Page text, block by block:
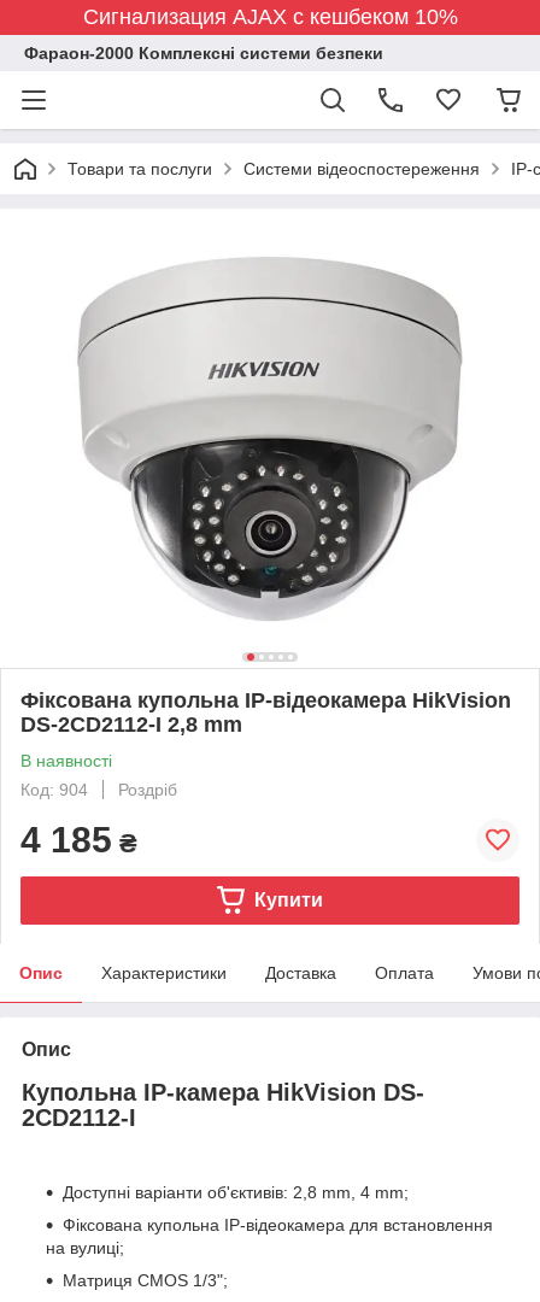
Сигнализация AJAX с кешбеком 10%
Фараон-2000 Комплексні системи безпеки
Товари та послуги Системи відеоспостереження IP-
Фіксована купольна IP-відеокамера HikVision
DS-2CD2112-I 2,8 mm
В наявності
Код: 904
Роздріб
4 185 ₴
Купити
Опис Характеристики Доставка Оплата Умови
Опис
Купольна IP-камера HikVision DS-
2CD2112-I
Доступні варіанти об'єктивів: 2,8 mm, 4 mm;
Фіксована купольна IP-відеокамера для встановлення
на вулиці;
Матриця CMOS 1/3";